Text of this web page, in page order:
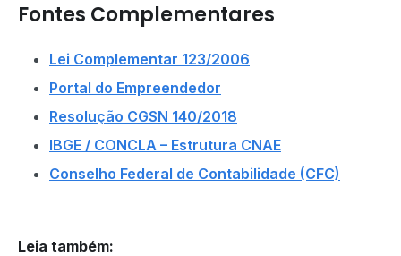
Fontes Complementares
Lei Complementar 123/2006
Portal do Empreendedor
Resolução CGSN 140/2018
IBGE / CONCLA – Estrutura CNAE
Conselho Federal de Contabilidade (CFC)
Leia também: